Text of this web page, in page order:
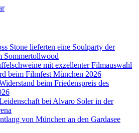
Stone lieferten eine Soulparty der
Sommertollwood
mit exzellenter Filmauswahl
beim Filmfest München 2026
beim Friedenspreis des
bei Alvaro Soler in der
von München an den Gardasee